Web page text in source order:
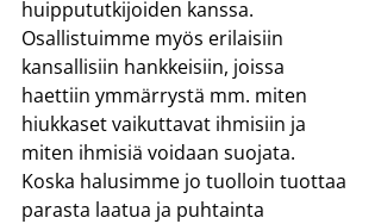
huippututkijoiden kanssa.
Osallistuimme myös erilaisiin
kansallisiin hankkeisiin, joissa
haettiin ymmärrystä mm. miten
hiukkaset vaikuttavat ihmisiin ja
miten ihmisiä voidaan suojata.
Koska halusimme jo tuolloin tuottaa
parasta laatua ja puhtainta